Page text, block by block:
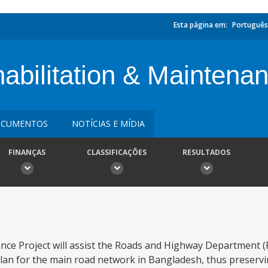
Esta página em: Português
&
NOTÍCIAS E MÍDIA
FINANÇAS CLASSIFICAÇÕES RESULTADOS
Project will assist the Roads and Highway Department
for the main road network in Bangladesh, thus